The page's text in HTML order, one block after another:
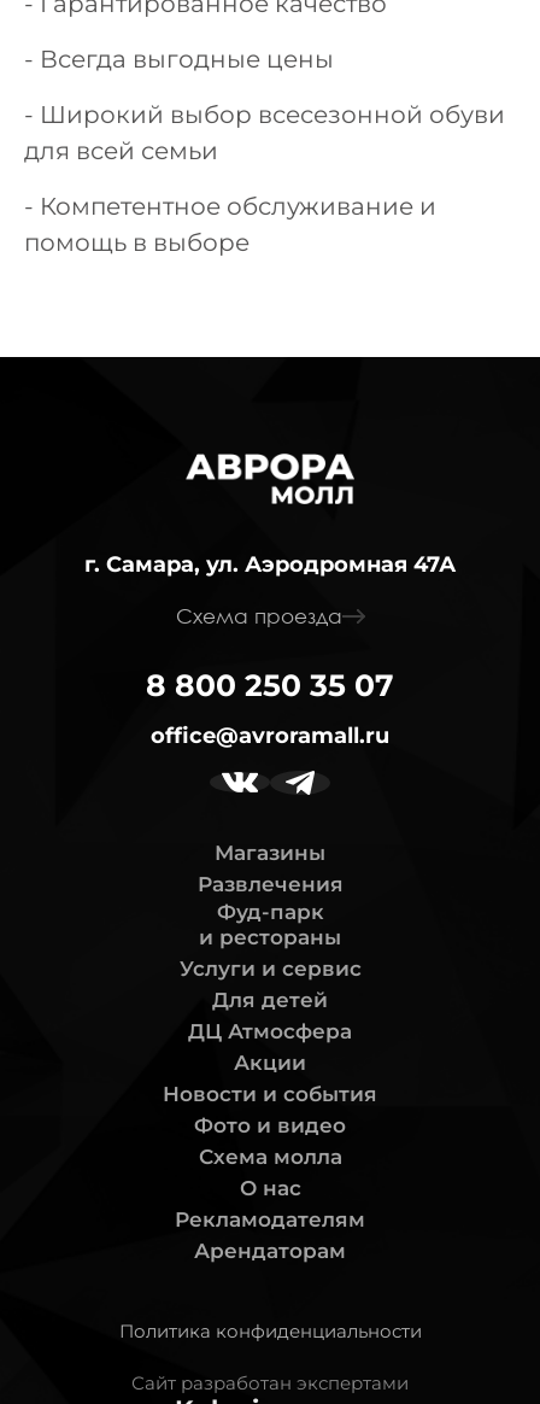
- Всегда выгодные цены
- Широкий выбор всесезонной обуви
для всей семьи
- Компетентное обслуживание и
помощь в выборе
г. Самара, ул. Аэродромная 47А
Схема проезда
Магазины
Развлечения
Фуд-парк
и рестораны
Услуги и сервис
Для детей
ДЦ Атмосфера
Акции
Новости и события
Фото и видео
Схема молла
О нас
Рекламодателям
Арендаторам
Политика конфиденциальности
Сайт разработан экспертами
8 800 250 35 07
office@avroramall.ru